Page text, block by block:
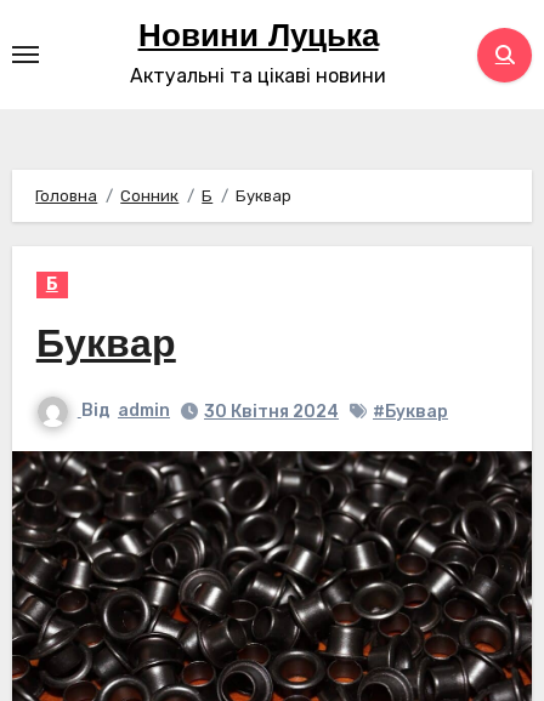
до
Новини Луцька
Актуальні та цікаві новини
Головна Сонник Б Буквар
Б
Буквар
Від admin 30 Квітня 2024 #Буквар